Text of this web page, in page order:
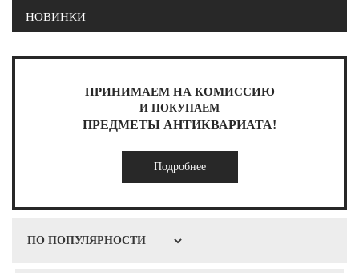
НОВИНКИ
ПРИНИМАЕМ НА КОМИССИЮ
И ПОКУПАЕМ
ПРЕДМЕТЫ АНТИКВАРИАТА!
Подробнее